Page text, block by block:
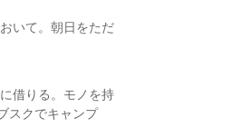
いて。朝日をただ
借りる。モノを持
スクでキャンプ